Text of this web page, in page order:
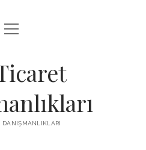
HILESI BEDAVA
LISTESI
ÇOĞALTMA
menüyü
aç
DANIŞMANLIKLARI